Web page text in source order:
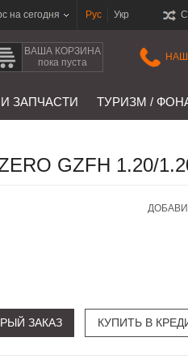
на сегодня Рус Укр
ВАША КОРЗИНА
пока пуста
ЗАПЧАСТИ ТУРИЗМ /
GZFH 1.20/
ЗАКАЗ КУПИТЬ В